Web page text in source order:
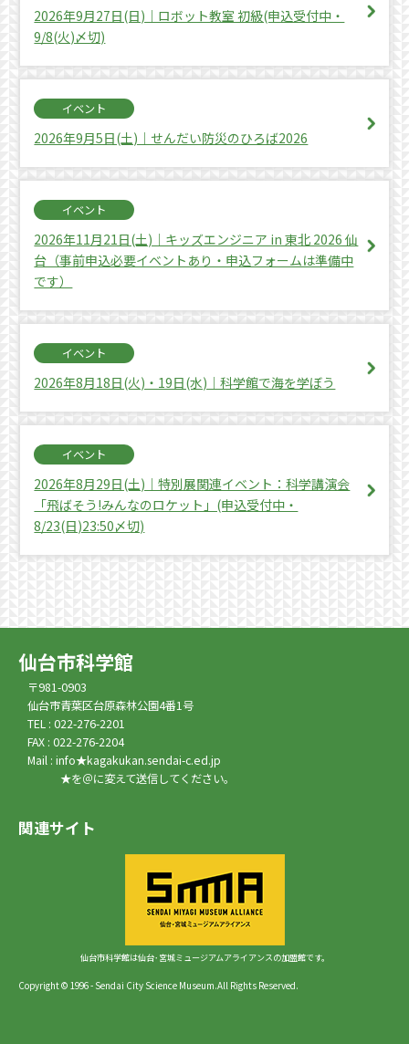
2026年9月27日(日)｜ロボット教室 初級(申込受付中・
9/8(火)〆切)
イベント
2026年9月5日(土)｜せんだい防災のひろば2026
イベント
2026年11月21日(土)｜キッズエンジニア in 東北 2026 仙
台（事前申込必要イベントあり・申込フォームは準備中
です）
イベント
2026年8月18日(火)・19日(水)｜科学館で海を学ぼう
イベント
2026年8月29日(土)｜特別展関連イベント：科学講演会
「飛ばそう!みんなのロケット」(申込受付中・
8/23(日)23:50〆切)
仙台市科学館
〒981-0903
仙台市青葉区台原森林公園4番1号
TEL : 022-276-2201
FAX : 022-276-2204
Mail : info★kagakukan.sendai-c.ed.jp
★を＠に変えて送信してください。
関連サイト
仙台市科学館は仙台･宮城ミュージアムアライアンスの加盟館です。
Copyright © 1996 - Sendai City Science Museum.All Rights Reserved.